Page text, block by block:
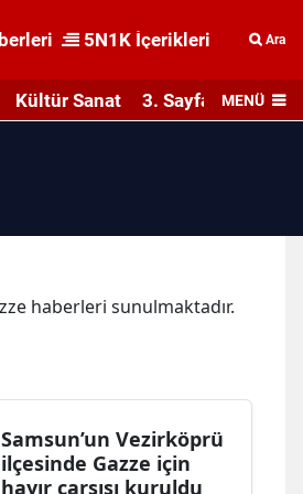
5N1K İçerikleri Ara
Kültür Sanat 3. Sayfa MENÜ
haberleri sunulmaktadır.
Samsun’un Vezirköprü
ilçesinde Gazze için
hayır çarşısı kuruldu